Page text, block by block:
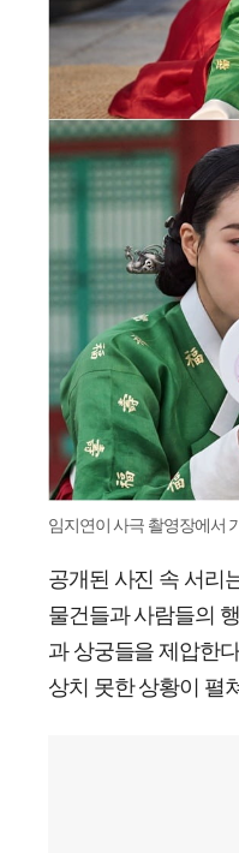
임지연이 사극 촬영장에서
공개된 사진 속 서리
물건들과 사람들의
과 상궁들을 제압한
상치 못한 상황이 펼